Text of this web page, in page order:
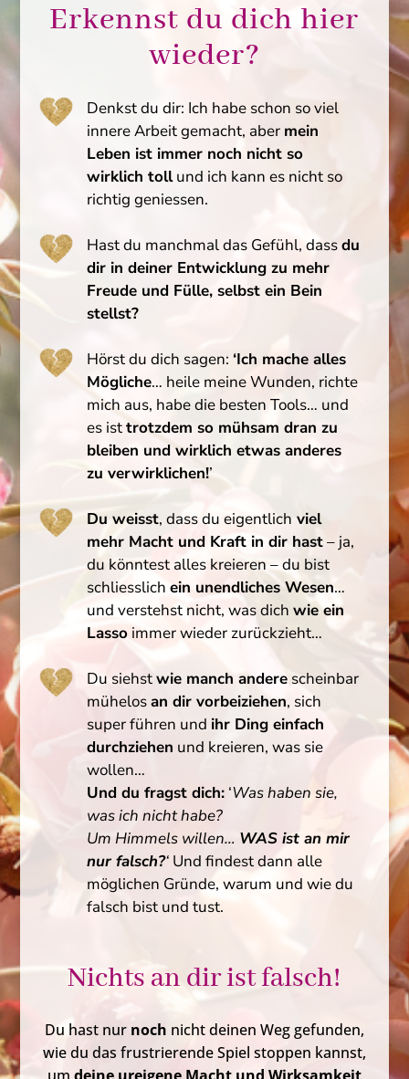
Erkennst du dich hier
wieder?
Denkst du dir: Ich habe schon so viel
innere Arbeit gemacht, aber mein
Leben ist immer noch nicht so
wirklich tollund ich kann es nicht so
richtig geniessen.
Hast du manchmal das Gefühl, dassdu
dir in deiner Entwicklung zu mehr
Freude und Fülle, selbst ein Bein
stellst?
Hörst du dich sagen: ‘Ich mache alles
Mögliche… heile meine Wunden, richte
mich aus, habe die besten Tools… und
es isttrotzdem so mühsam dran zu
bleiben und wirklich etwas anderes
zu verwirklichen!’
Du weisst, dass du eigentlich viel
mehr Macht und Kraft in dir hast– ja,
du könntest alles kreieren – du bist
schliesslich ein unendliches Wesen…
und verstehst nicht, was dich wie ein
Lassoimmer wieder zurückzieht…
Du siehstwie manch anderescheinbar
mühelosan dir vorbeiziehen, sich
super führen und ihr Ding einfach
durchziehen und kreieren, was sie
wollen…
Und du fragst dich:‘Was haben sie,
was ich nicht habe?
Um Himmels willen… WAS ist an mir
nur falsch?‘ Und findest dann alle
möglichen Gründe, warum und wie du
falsch bist und tust.
Nichts an dir ist falsch!
Du hast nur noch nicht deinen Weg gefunden,
wie du das frustrierende Spiel stoppen kannst,